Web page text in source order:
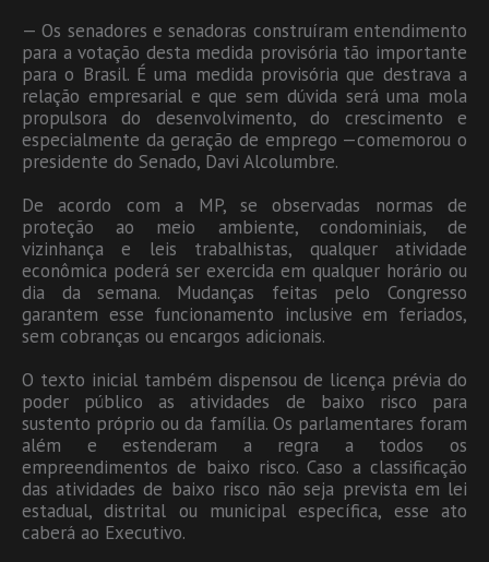
— Os senadores e senadoras construíram entendimento
para a votação desta medida provisória tão importante
para o Brasil. É uma medida provisória que destrava a
relação empresarial e que sem dúvida será uma mola
propulsora do desenvolvimento, do crescimento e
especialmente da geração de emprego —comemorou o
presidente do Senado, Davi Alcolumbre.
De acordo com a MP, se observadas normas de
proteção ao meio ambiente, condominiais, de
vizinhança e leis trabalhistas, qualquer atividade
econômica poderá ser exercida em qualquer horário ou
dia da semana. Mudanças feitas pelo Congresso
garantem esse funcionamento inclusive em feriados,
sem cobranças ou encargos adicionais.
O texto inicial também dispensou de licença prévia do
poder público as atividades de baixo risco para
sustento próprio ou da família. Os parlamentares foram
além e estenderam a regra a todos os
empreendimentos de baixo risco. Caso a classificação
das atividades de baixo risco não seja prevista em lei
estadual, distrital ou municipal específica, esse ato
caberá ao Executivo.